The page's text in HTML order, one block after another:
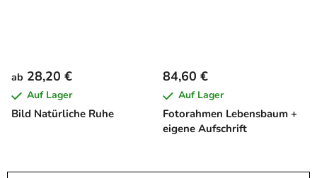
Bild Natürliche Ruhe
ab 28,20 €
Auf Lager
Fotorahmen Lebensbaum +
eigene Aufschrift
84,60 €
Auf Lager